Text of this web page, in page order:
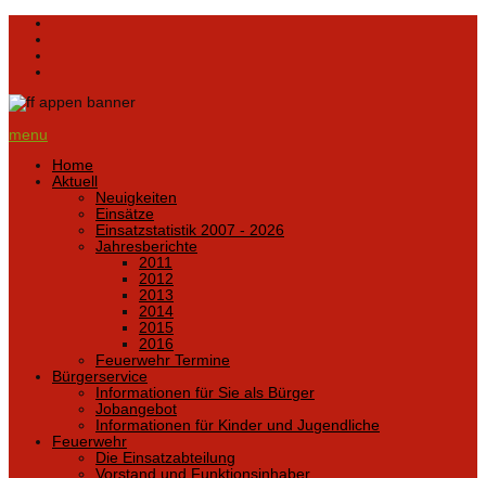
menu
Home
Aktuell
Neuigkeiten
Einsätze
Einsatzstatistik 2007 - 2026
Jahresberichte
2011
2012
2013
2014
2015
2016
Feuerwehr Termine
Bürgerservice
Informationen für Sie als Bürger
Jobangebot
Informationen für Kinder und Jugendliche
Feuerwehr
Die Einsatzabteilung
Vorstand und Funktionsinhaber